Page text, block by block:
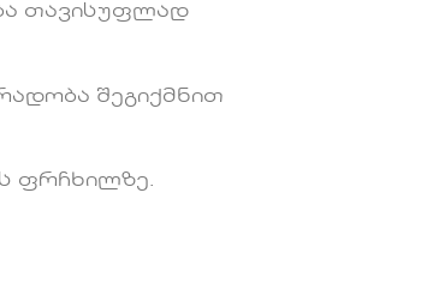
თავისუფლად
შეგიქმნით
ფრჩხილზე.